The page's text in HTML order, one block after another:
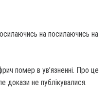
на посилаючись на
помер в ув’язненні. Про це
докази не публікувалися.